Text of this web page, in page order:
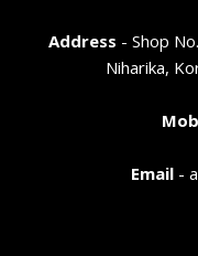
Address - Shop
Niharika,
Email-